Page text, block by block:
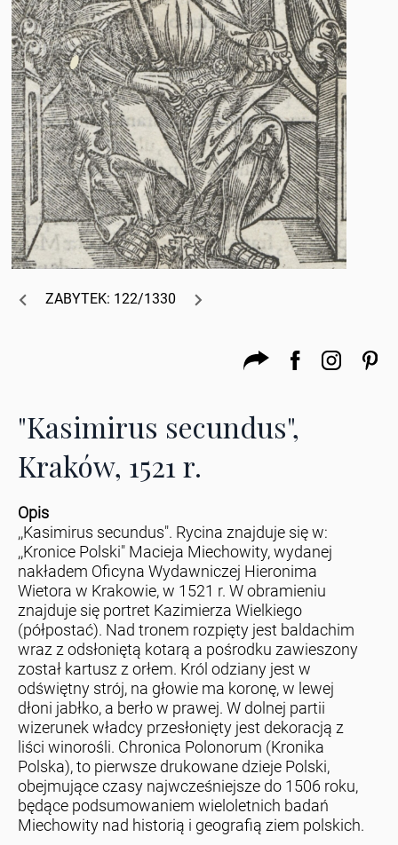
ZABYTEK: 122/1330
"Kasimirus secundus",
Kraków, 1521 r.
Opis
,,Kasimirus secundus". Rycina znajduje się w:
,,Kronice Polski" Macieja Miechowity, wydanej
nakładem Oficyna Wydawniczej Hieronima
Wietora w Krakowie, w 1521 r. W obramieniu
znajduje się portret Kazimierza Wielkiego
(półpostać). Nad tronem rozpięty jest baldachim
wraz z odsłoniętą kotarą a pośrodku zawieszony
został kartusz z orłem. Król odziany jest w
odświętny strój, na głowie ma koronę, w lewej
dłoni jabłko, a berło w prawej. W dolnej partii
wizerunek władcy przesłonięty jest dekoracją z
liści winorośli. Chronica Polonorum (Kronika
Polska), to pierwsze drukowane dzieje Polski,
obejmujące czasy najwcześniejsze do 1506 roku,
będące podsumowaniem wieloletnich badań
Miechowity nad historią i geografią ziem polskich.